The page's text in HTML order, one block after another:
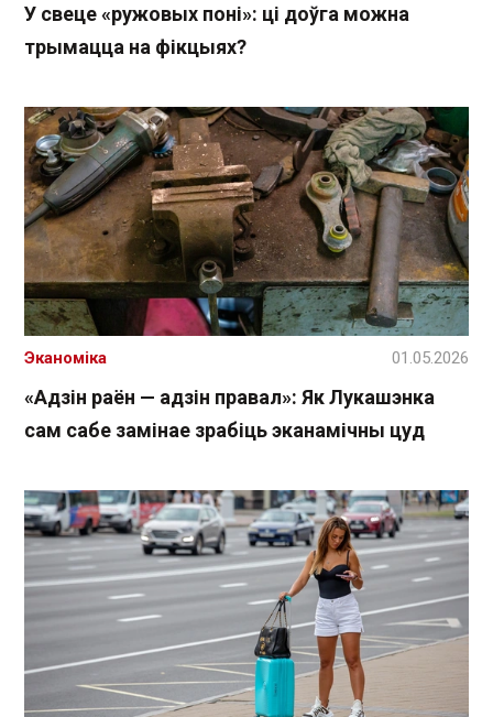
У свеце «ружовых поні»: ці доўга можна
трымацца на фікцыях?
«Адзін раён — адзін правал»: Як Лукашэнка
сам сабе замінае зрабіць эканамічны цуд
Эканоміка 01.05.2026